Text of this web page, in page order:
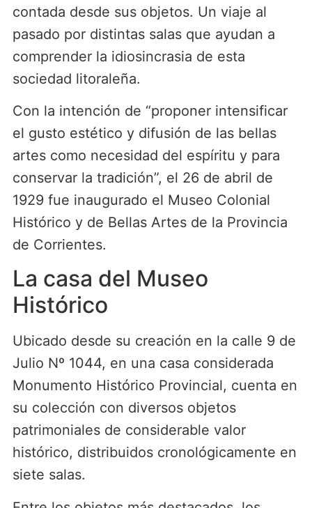
contada desde sus objetos. Un viaje al
pasado por distintas salas que ayudan a
comprender la idiosincrasia de esta
sociedad litoraleña.
Con la intención de “proponer intensificar
el gusto estético y difusión de las bellas
artes como necesidad del espíritu y para
conservar la tradición”, el 26 de abril de
1929 fue inaugurado el Museo Colonial
Histórico y de Bellas Artes de la Provincia
de Corrientes.
La casa del Museo
Histórico
Ubicado desde su creación en la calle 9 de
Julio Nº 1044, en una casa considerada
Monumento Histórico Provincial, cuenta en
su colección con diversos objetos
patrimoniales de considerable valor
histórico, distribuidos cronológicamente en
siete salas.